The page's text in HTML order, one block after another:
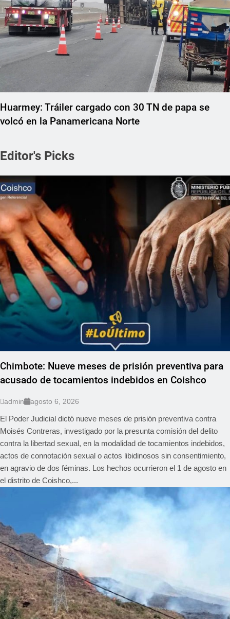
Huarmey: Tráiler cargado con 30 TN de papa se
volcó en la Panamericana Norte
Editor's Picks
REGIONAL
Chimbote: Nueve meses de prisión preventiva para
acusado de tocamientos indebidos en Coishco
admin agosto 6, 2026
El Poder Judicial dictó nueve meses de prisión preventiva contra
Moisés Contreras, investigado por la presunta comisión del delito
contra la libertad sexual, en la modalidad de tocamientos indebidos,
actos de connotación sexual o actos libidinosos sin consentimiento,
en agravio de dos féminas. Los hechos ocurrieron el 1 de agosto en
el distrito de Coishco,...